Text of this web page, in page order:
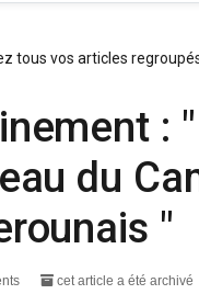
tous vos articles
:
du
"
cet article a été archivé